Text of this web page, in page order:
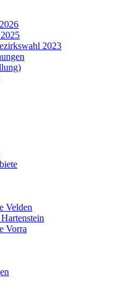
2023
Velden
Vorra